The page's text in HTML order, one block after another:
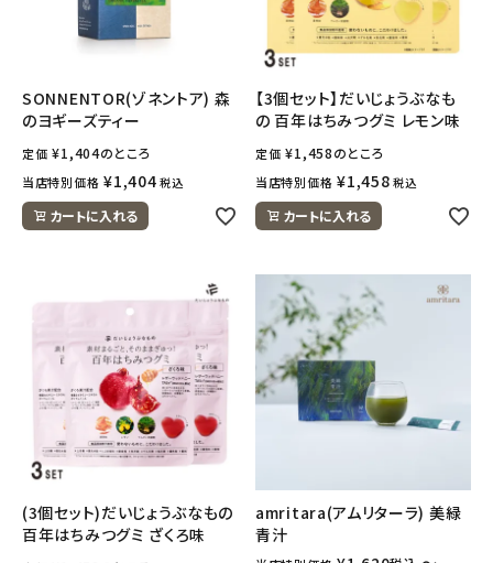
SONNENTOR(ゾネントア) 森
のヨギーズティー
定価 ¥1,404のところ
当店特別価格 ¥1,404 税込
カートに入れる
【3個セット】だいじょうぶなも
の 百年はちみつグミ レモン味
定価 ¥1,458のところ
当店特別価格 ¥1,458 税込
カートに入れる
(3個セット)だいじょうぶなもの
百年はちみつグミ ざくろ味
amritara(アムリターラ) 美緑
青汁